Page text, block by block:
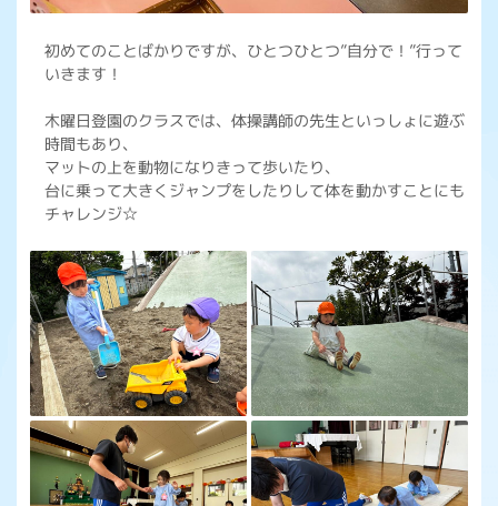
初めてのことばかりですが、ひとつひとつ”自分で！”行って
いきます！
木曜日登園のクラスでは、体操講師の先生といっしょに遊ぶ
時間もあり、
マットの上を動物になりきって歩いたり、
台に乗って大きくジャンプをしたりして体を動かすことにも
チャレンジ☆